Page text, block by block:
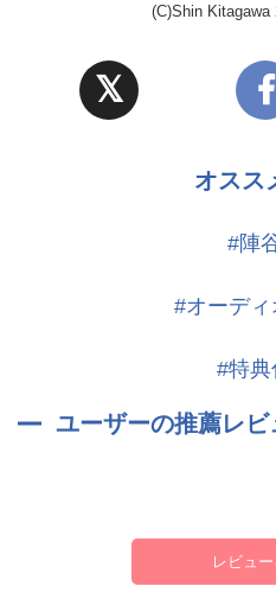
(C)Shin Kitagawa
オスス
#陣
#オーディ
#特典
ユーザーの推薦レビ
レビュー